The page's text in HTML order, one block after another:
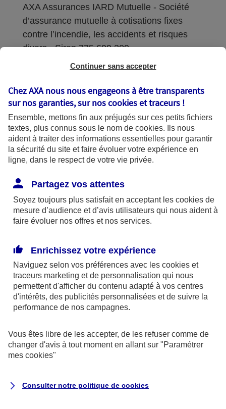
AXA Assurances IARD Mutuelle - Société
d’assurance mutuelle à cotisations fixes
contre l’incendie, les accidents et risques
divers - Siren 775 699 309
Sièges sociaux : 313 Terrasses de l’Arche –
Coordonnées de l'Autorité de contrôle
prudentiel et de résolution (ACPR) : - 4
Place de Budapest - CS 92459 - 75436
Paris Cedex 09. Le détail des procédures de
recours et de réclamation et les
disponibles sur le site axa.fr.
AXA France IARD et AXA France Vie sont
mandataires exclusifs en opérations de
246 et n°13 005 764 (consultable
surwww.orias.fr)
AXA Assistance France Assurances,
S.A au capital de 51 429 430,40 €,
Siège social :
8-10, rue Paul Vaillant Couturier
Continuer sans accepter
Chez AXA nous nous engageons à être transparents
sur nos garanties, sur noscookies et traceurs !
Ensemble, mettons fin aux préjugés sur ces petits fichiers
textes, plus connus sous le nom de cookies. Ils nous
aident à traiter des informations essentielles pour garantir
la sécurité du site et faire évoluer votre expérience en
ligne, dans le respect de votre vie privée.
Partagez vos attentes
Soyez toujours plus satisfait en acceptant les cookies de
mesure d’audience et d’avis utilisateurs qui nous aident à
faire évoluer nos offres et nos services.
Enrichissez votre expérience
Naviguez selon vos préférences avec les cookies et
traceurs marketing et de personnalisation qui nous
permettent d'afficher du contenu adapté à vos centres
d'intérêts, des publicités personnalisées et de suivre la
performance de nos campagnes.
Vous êtes libre de les accepter, de les refuser comme de
changer d'avis à tout moment en allant sur "Paramétrer
mes cookies"
Consulter notre politique de cookies